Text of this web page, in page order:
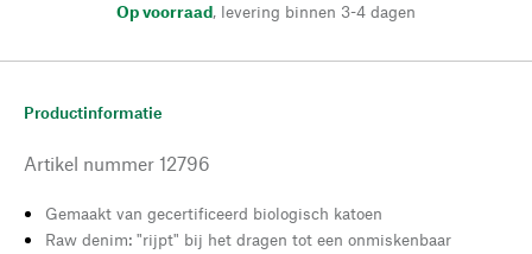
Op voorraad, levering binnen 3-4 dagen
Productinformatie
Artikel nummer 12796
Gemaakt van gecertificeerd biologisch katoen
Raw denim: "rijpt" bij het dragen tot een onmiskenbaar